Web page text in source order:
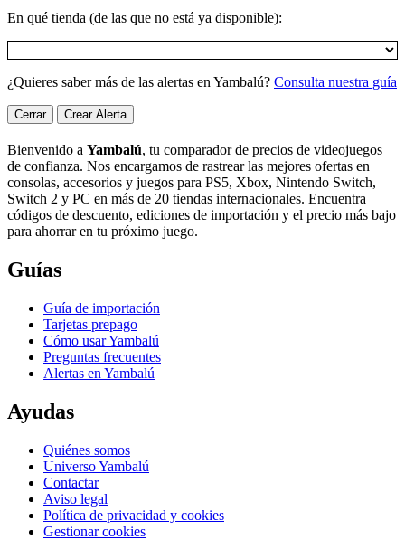
En qué tienda (de las que no está ya disponible):
¿Quieres saber más de las alertas en Yambalú? Consulta nuestra guía
Cerrar Crear Alerta
Bienvenido a Yambalú, tu comparador de precios de videojuegos
de confianza. Nos encargamos de rastrear las mejores ofertas en
consolas, accesorios y juegos para PS5, Xbox, Nintendo Switch,
Switch 2 y PC en más de 20 tiendas internacionales. Encuentra
códigos de descuento, ediciones de importación y el precio más bajo
para ahorrar en tu próximo juego.
Guías
Guía de importación
Tarjetas prepago
Cómo usar Yambalú
Preguntas frecuentes
Alertas en Yambalú
Ayudas
Quiénes somos
Universo Yambalú
Contactar
Aviso legal
Política de privacidad y cookies
Gestionar cookies